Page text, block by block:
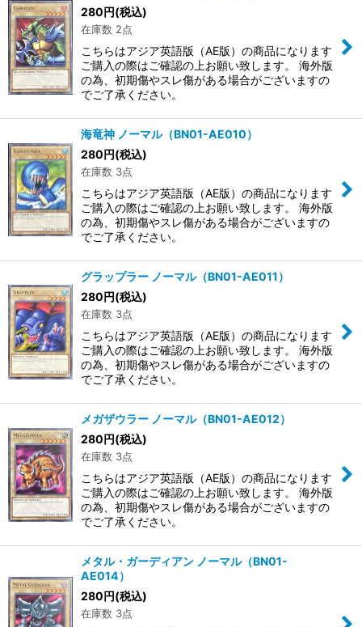
280円(税込)
在庫数 2点
こちらはアジア英語版（AE版）の商品になります
ご購入の際はご確認の上お願い致します。 海外版
の為、初期傷やスレ傷がある場合がございますの
でご了承ください。
海竜神 ノーマル（BN01-AE010）
280円(税込)
在庫数 3点
こちらはアジア英語版（AE版）の商品になります
ご購入の際はご確認の上お願い致します。 海外版
の為、初期傷やスレ傷がある場合がございますの
でご了承ください。
グラップラー ノーマル（BN01-AE011）
280円(税込)
在庫数 3点
こちらはアジア英語版（AE版）の商品になります
ご購入の際はご確認の上お願い致します。 海外版
の為、初期傷やスレ傷がある場合がございますの
でご了承ください。
メガザウラー ノーマル（BN01-AE012）
280円(税込)
在庫数 3点
こちらはアジア英語版（AE版）の商品になります
ご購入の際はご確認の上お願い致します。 海外版
の為、初期傷やスレ傷がある場合がございますの
でご了承ください。
メタル・ガーディアン ノーマル（BN01-
AE014）
280円(税込)
在庫数 3点